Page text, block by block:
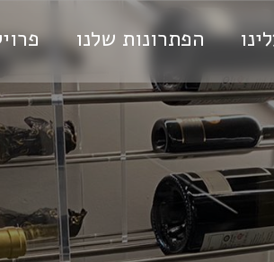
הפתרונות שלנו